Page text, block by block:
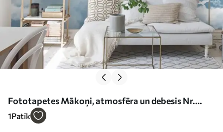
Fototapetes Mākoņi, atmosfēra un debesis Nr.
u26890
1Patīk